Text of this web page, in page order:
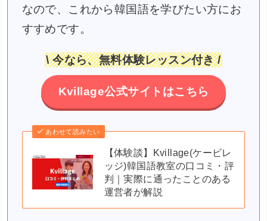
なので、これから韓国語を学びたい方にお
すすめです。
\ 今なら、無料体験レッスン付き /
Kvillage公式サイトはこちら
あわせて読みたい
【体験談】Kvillage(ケービレ
ッジ)韓国語教室の口コミ・評
判｜実際に通ったことのある
運営者が解説